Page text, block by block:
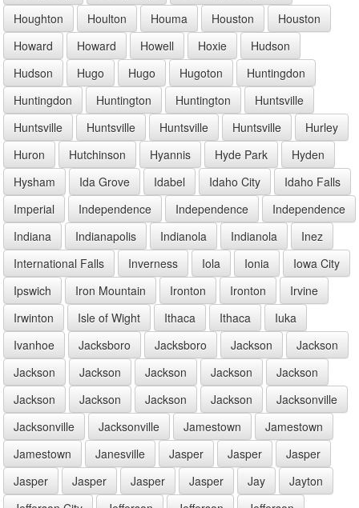
Houghton
Houlton Houma Houston
Houston
Howard
Howard Howell Hoxie
Hudson
Hudson
Hugo Hugo Hugoton
Huntingdon
Huntingdon
Huntington Huntington
Huntsville
Huntsville
Huntsville Huntsville Huntsville
Hurley
Huron
Hutchinson Hyannis Hyde Park
Hyden
Hysham
Ida Grove Idabel Idaho City
Idaho Falls
Imperial
Independence Independence
Independence
Indiana
Indianapolis Indianola Indianola
Inez
International Falls
Inverness Iola Ionia
Iowa City
Ipswich
Iron Mountain Ironton Ironton
Irvine
Irwinton
Isle of Wight Ithaca Ithaca
Iuka
Ivanhoe
Jacksboro Jacksboro Jackson
Jackson
Jackson
Jackson Jackson Jackson
Jackson
Jackson
Jackson Jackson Jackson
Jacksonville
Jacksonville
Jacksonville Jamestown
Jamestown
Jamestown
Janesville Jasper Jasper
Jasper
Jasper
Jasper Jasper Jasper Jay
Jayton